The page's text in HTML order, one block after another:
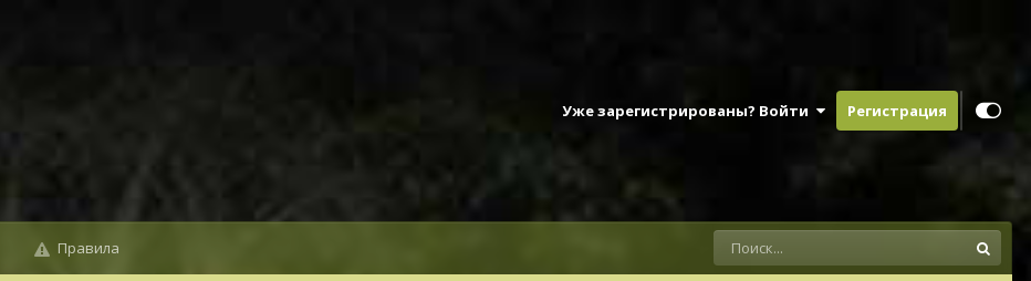
Уже зарегистрированы? Войти Регистрация
Правила